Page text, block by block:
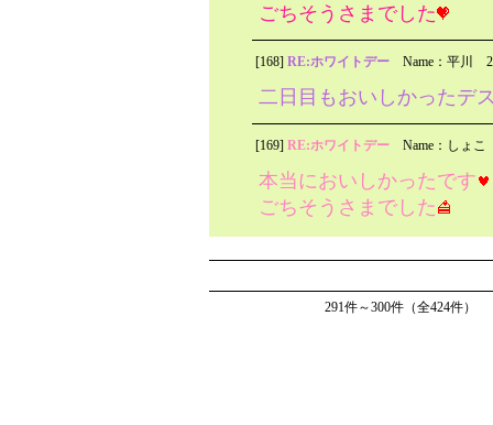
ごちそうさまでした
[168] RE:ホワイトデー Name：平川
二日目もおいしかったデ
[169] RE:ホワイトデー Name：しょこ
本当においしかったです
ごちそうさまでした
291件～300件（全424件